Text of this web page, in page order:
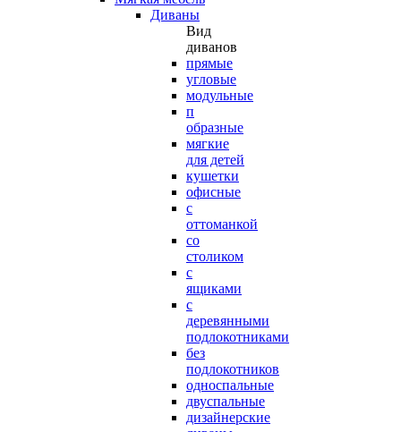
Диваны
Вид
диванов
прямые
угловые
модульные
п
образные
мягкие
для детей
кушетки
офисные
с
оттоманкой
со
столиком
с
ящиками
с
деревянными
подлокотниками
без
подлокотников
односпальные
двуспальные
дизайнерские